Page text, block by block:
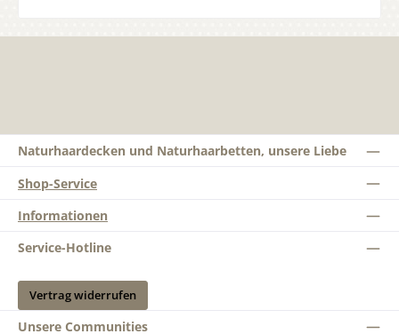
Naturhaardecken und Naturhaarbetten, unsere Liebe
Shop-Service
Informationen
Service-Hotline
Vertrag widerrufen
Unsere Communities